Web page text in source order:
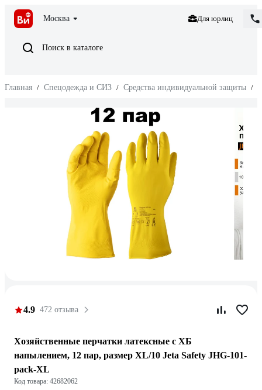
Москва Для юрлиц
Поиск в каталоге
Главная / Спецодежда и СИЗ / Средства индивидуальной защиты /
4.9 472 отзыва
Хозяйственные перчатки латексные с ХБ
напылением, 12 пар, размер XL/10 Jeta Safety JHG-101-
pack-XL
Код товара: 42682062